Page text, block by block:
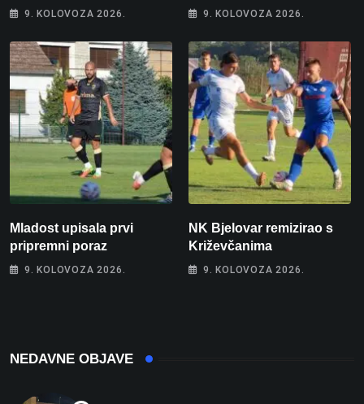
”show” na parkingu u
9. KOLOVOZA 2026.
Europskog juniorskog
9. KOLOVOZA 2026.
Mladost upisala prvi
pripremni poraz
9. KOLOVOZA 2026.
NK Bjelovar remizirao s
Križevčanima
9. KOLOVOZA 2026.
NEDAVNE OBJAVE